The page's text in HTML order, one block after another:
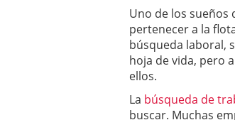
Uno de los sueños
pertenecer a la
búsqueda laboral,
hoja de vida, pero
ellos.
La búsqueda de
buscar. Muchas